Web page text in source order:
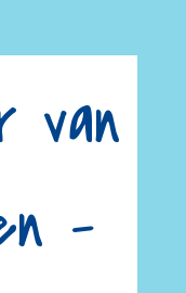
van
–